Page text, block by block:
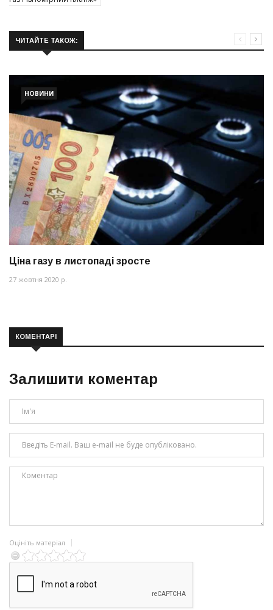
ЧИТАЙТЕ ТАКОЖ:
НОВИНИ
Ціна газу в листопаді зросте
27 жовтня 2020 р.
КОМЕНТАРІ
Залишити коментар
Оцініть матеріал